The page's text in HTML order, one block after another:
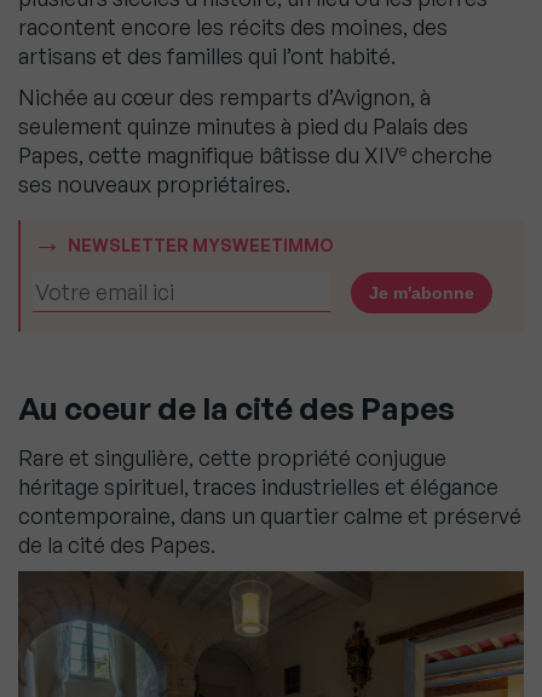
racontent encore les récits des moines, des
artisans et des familles qui l’ont habité.
Nichée au cœur des remparts d’Avignon, à
seulement quinze minutes à pied du Palais des
Papes, cette magnifique bâtisse du XIVe cherche
ses nouveaux propriétaires.
NEWSLETTER MYSWEETIMMO
Au coeur de la cité des Papes
Rare et singulière, cette propriété conjugue
héritage spirituel, traces industrielles et élégance
contemporaine, dans un quartier calme et préservé
de la cité des Papes.